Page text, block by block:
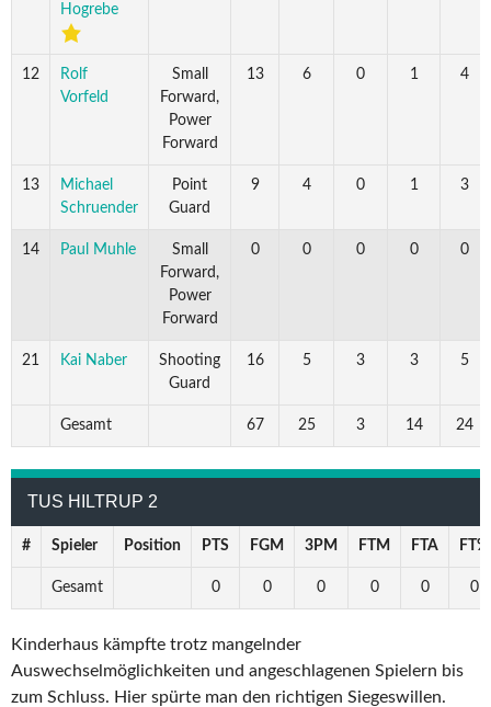
Hogrebe
12
Rolf
Vorfeld
Small
Forward,
Power
Forward
13 6 0 1 4
13
Michael
Schruender
Point
Guard
9 4 0 1 3
14 Paul Muhle
Small
Forward,
Power
Forward
0 0 0 0 0
21 Kai Naber
Shooting
Guard
16 5 3 3 5
Gesamt 67 25 3 14 24
TUS HILTRUP 2
# Spieler Position PTS FGM 3PM FTM FTA FT%
Gesamt 0 0 0 0 0 0
Kinderhaus kämpfte trotz mangelnder
Auswechselmöglichkeiten und angeschlagenen Spielern bis
zum Schluss. Hier spürte man den richtigen Siegeswillen.